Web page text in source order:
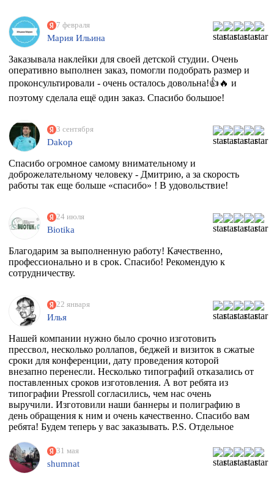
7 февраля
Мария Ильина
Заказывала наклейки для своей детской студии. Очень
оперативно выполнен заказ, помогли подобрать размер и
проконсультировали - очень осталось довольна!👍🔥 и
поэтому сделала ещё один заказ. Спасибо большое!
3 сентября
Dakop
Спасибо огромное самому внимательному и
доброжелательному человеку - Дмитрию, а за скорость
работы так еще больше «спасибо» ! В удовольствие!
24 июля
Biotika
Благодарим за выполненную работу! Качественно,
профессионально и в срок. Спасибо! Рекомендую к
сотрудничеству.
22 января
Илья
Нашей компании нужно было срочно изготовить
прессвол, несколько роллапов, беджей и визиток в сжатые
сроки для конференции, дату проведения которой
внезапно перенесли. Несколько типографий отказались от
поставленных сроков изготовления. А вот ребята из
типографии Pressroll согласились, чем нас очень
выручили. Изготовили наши баннеры и полиграфию в
день обращения к ним и очень качественно. Спасибо вам
ребята! Будем теперь у вас заказывать. P.S. Отдельное
заказа квалифицированно всё растолковал и в
последствии сообщал нам о степени готовности заказа,
т.к. сроки нас поджимали.
31 мая
shumnat